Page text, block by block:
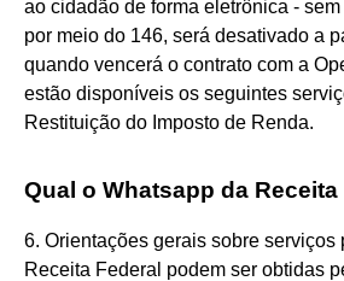
ao cidadão de forma eletrônica -
por meio do 146, será desativado a
quando vencerá o contrato com a
estão disponíveis os seguintes
Restituição do Imposto de Renda.
Qual o Whatsapp da Receita
6. Orientações gerais sobre serviços
Receita Federal podem ser obtidas